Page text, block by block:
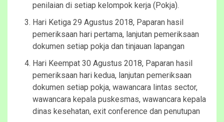
penilaian di setiap kelompok kerja (Pokja).
Hari Ketiga 29 Agustus 2018, Paparan hasil
pemeriksaan hari pertama, lanjutan pemeriksaan
dokumen setiap pokja dan tinjauan lapangan
Hari Keempat 30 Agustus 2018, Paparan hasil
pemeriksaan hari kedua, lanjutan pemeriksaan
dokumen setiap pokja, wawancara lintas sector,
wawancara kepala puskesmas, wawancara kepala
dinas kesehatan, exit conference dan penutupan